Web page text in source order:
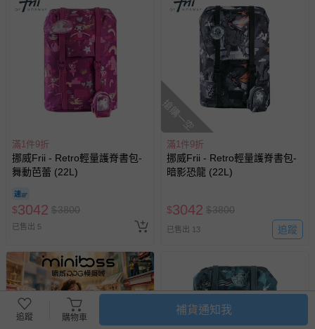
滿1件9折
挪威Frii - Retro輕量護脊書包-
舞動芭蕾 (22L)
$3042 $3800
已售出 5
搶購一空
滿1件9折
挪威Frii - Retro輕量護脊書包-
暗影恐龍 (22L)
$3042 $3800
已售出 13 追蹤
追蹤 購物車
補貨通知我